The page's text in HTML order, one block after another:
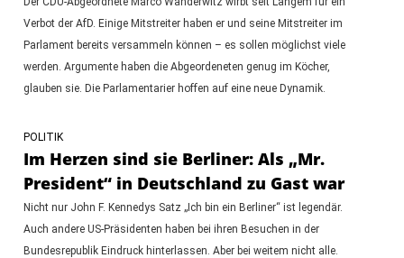
Verbot der AfD. Einige Mitstreiter haben er und seine Mitstreiter im
Parlament bereits versammeln können – es sollen möglichst viele
werden. Argumente haben die Abgeordeneten genug im Köcher,
glauben sie. Die Parlamentarier hoffen auf eine neue Dynamik.
POLITIK
Im Herzen sind sie Berliner: Als „Mr.
President“ in Deutschland zu Gast war
Nicht nur John F. Kennedys Satz „Ich bin ein Berliner“ ist legendär.
Auch andere US-Präsidenten haben bei ihren Besuchen in der
Bundesrepublik Eindruck hinterlassen. Aber bei weitem nicht alle.